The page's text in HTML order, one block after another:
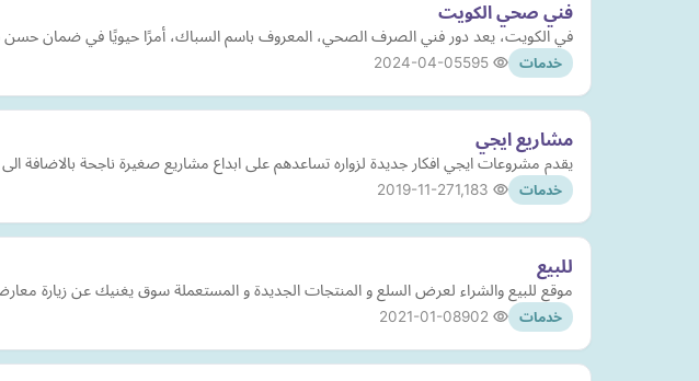
فني صحي الكويت
في الكويت، يعد دور فني الصرف الصحي، المعروف باسم السباك، أمرًا حيويًا في ضمان حسن
خدمات 2024-04-05
مشاريع ايجي
يقدم مشروعات ايجي افكار جديدة لزواره تساعدهم على ابداع مشاريع صغيرة ناجحة
خدمات 2019-11-27
للبيع
موقع للبيع والشراء لعرض السلع و المنتجات الجديدة و المستعملة سوق يغنيك عن زيارة معارض
خدمات 2021-01-08